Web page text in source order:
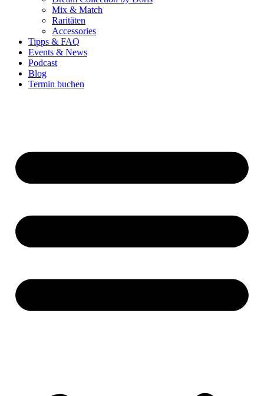
Mix & Match
Raritäten
Accessories
Tipps & FAQ
Events & News
Podcast
Blog
Termin buchen